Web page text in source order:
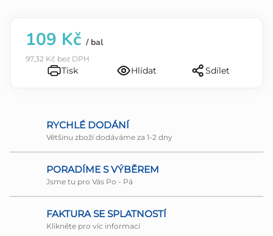
109 Kč / bal
97,32 Kč bez DPH
Tisk Hlídat Sdílet
RYCHLÉ DODÁNÍ
Většinu zboží dodáváme za 1-2 dny
PORADÍME S VÝBĚREM
Jsme tu pro Vás Po - Pá
FAKTURA SE SPLATNOSTÍ
Klikněte pro víc informací